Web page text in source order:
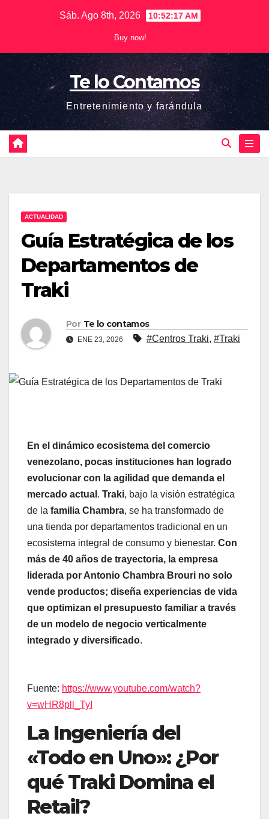
Sáb. Ago 8th, 2026 10:52:18 AM
Buy now!
Te lo Contamos
Entretenimiento y farándula
ACTUALIDAD
Guía Estratégica de los
Departamentos de
Traki
Por Te lo contamos
ENE 23, 2026 #Centros Traki, #Traki
En el dinámico ecosistema del comercio
venezolano, pocas instituciones han logrado
evolucionar con la agilidad que demanda el
mercado actual . Traki, bajo la visión estratégica
de la familia Chambra, se ha transformado de
una tienda por departamentos tradicional en un
ecosistema integral de consumo y bienestar. Con
más de 40 años de trayectoria, la empresa
liderada por Antonio Chambra Brouri no solo
vende productos; diseña experiencias de vida
que optimizan el presupuesto familiar a través
de un modelo de negocio verticalmente
integrado y diversificado.
Fuente: https://www.youtube.com/watch?
v=wHR8pll_TyI
La Ingeniería del
«Todo en Uno»: ¿Por
qué Traki Domina el
Retail?